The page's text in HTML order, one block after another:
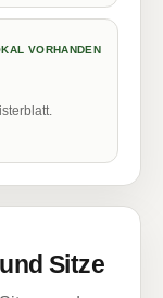
VORHANDEN
Sitze